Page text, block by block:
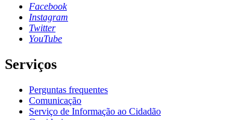
Facebook
Instagram
Twitter
YouTube
Serviços
Perguntas frequentes
Comunicação
Serviço de Informação ao Cidadão